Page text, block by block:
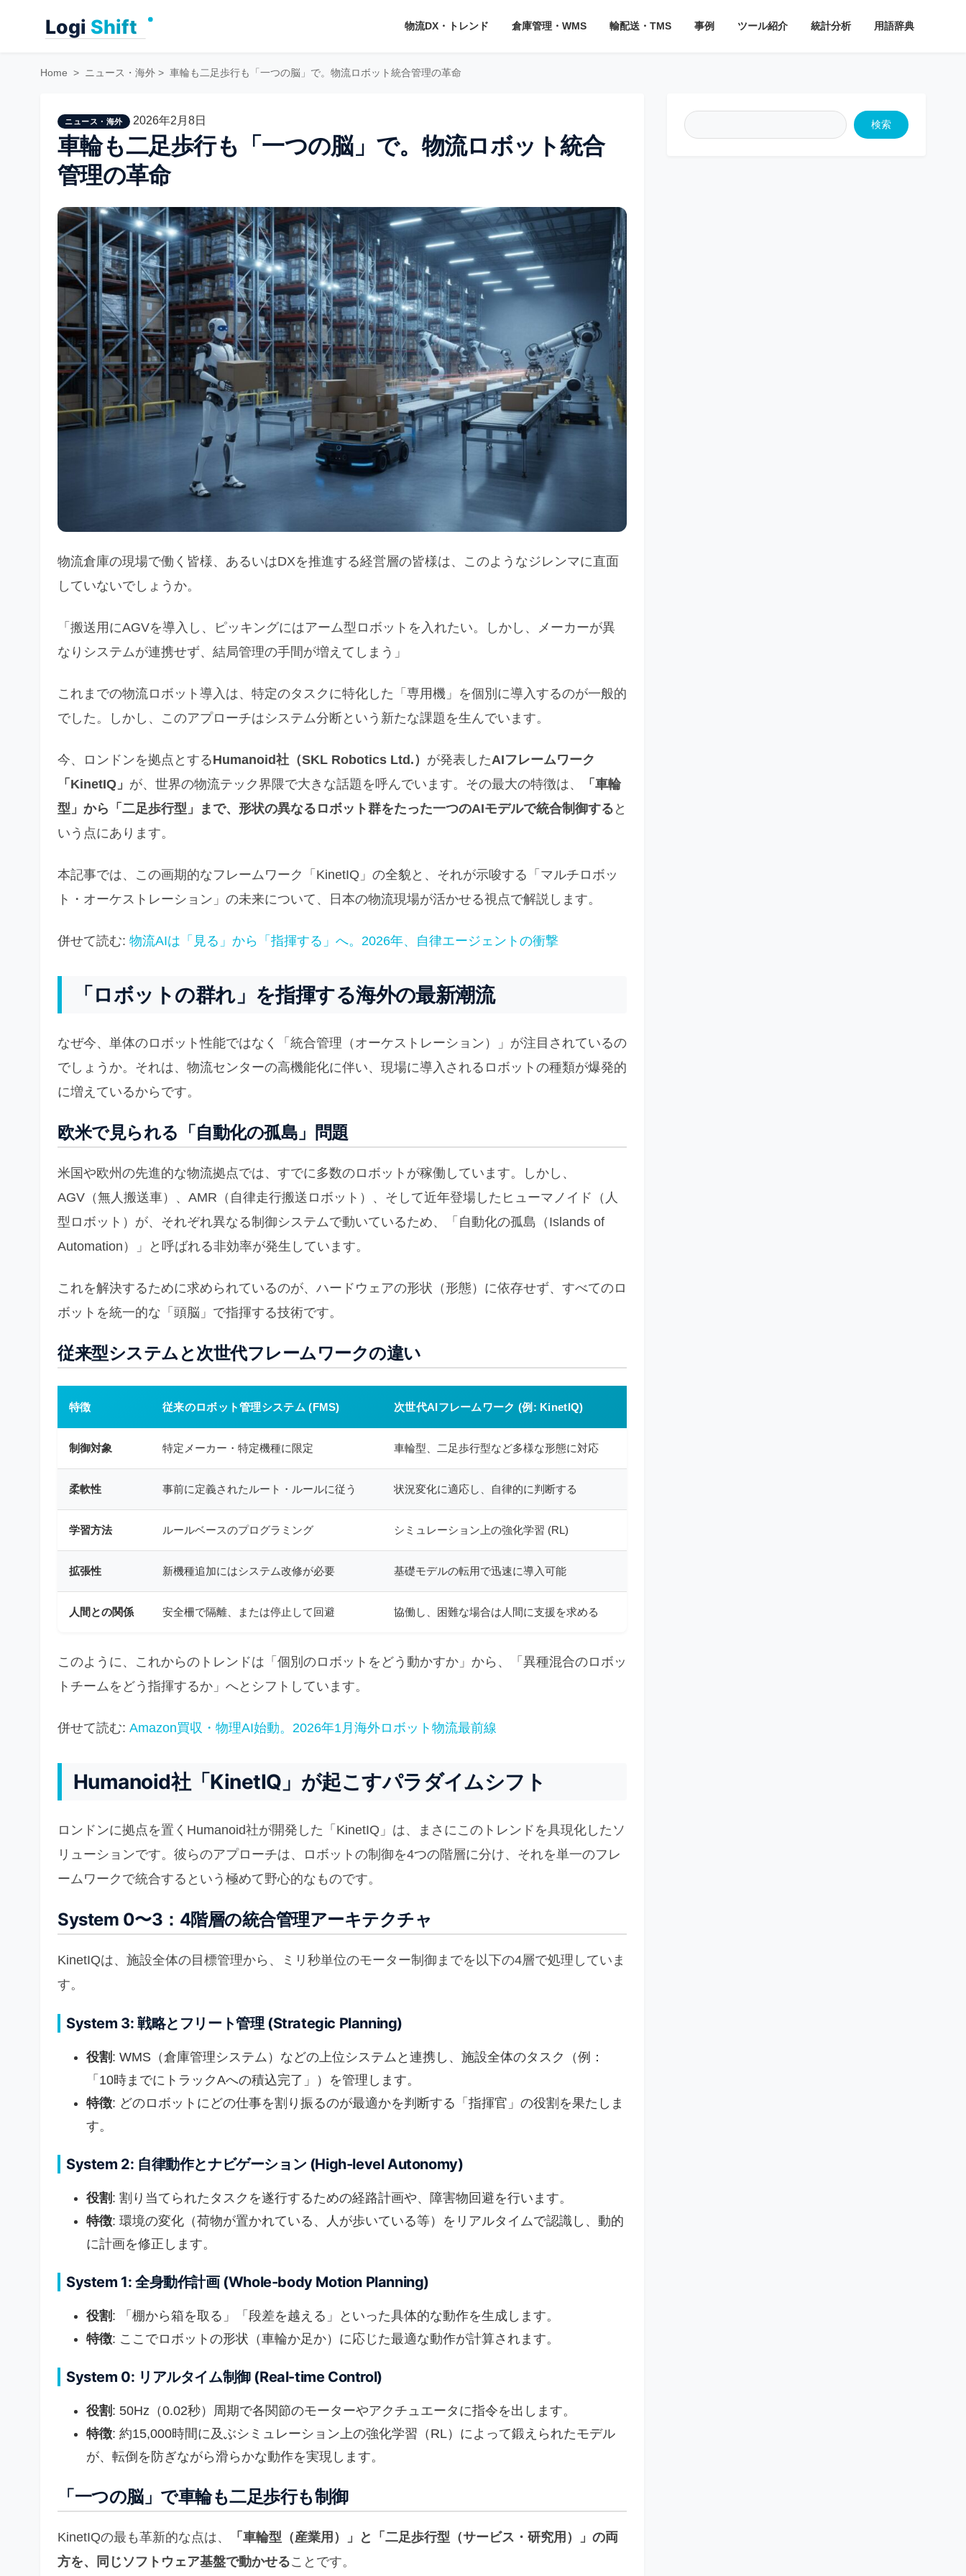
物流DX・トレンド 倉庫管理・WMS 輸配送・TMS 事例 ツール紹介 統計分析 用語辞典
Home > ニュース・海外 > 車輪も二足歩行も「一つの脳」で。物流ロボット統合管理の革命
ニュース・海外 2026年2月8日
車輪も二足歩行も「一つの脳」で。物流ロボット統合
管理の革命
物流倉庫の現場で働く皆様、あるいはDXを推進する経営層の皆様は、このようなジレンマに直面
していないでしょうか。
「搬送用にAGVを導入し、ピッキングにはアーム型ロボットを入れたい。しかし、メーカーが異
なりシステムが連携せず、結局管理の手間が増えてしまう」
これまでの物流ロボット導入は、特定のタスクに特化した「専用機」を個別に導入するのが一般的
でした。しかし、このアプローチはシステム分断という新たな課題を生んでいます。
今、ロンドンを拠点とするHumanoid社（SKL Robotics Ltd.） が発表したAIフレームワーク
「KinetIQ」 が、世界の物流テック界隈で大きな話題を呼んでいます。その最大の特徴は、
「車輪
型」から「二足歩行型」まで、形状の異なるロボット群をたった一つのAIモデルで統合制御する と
いう点にあります。
本記事では、この画期的なフレームワーク「KinetIQ」の全貌と、それが示唆する「マルチロボッ
ト・オーケストレーション」の未来について、日本の物流現場が活かせる視点で解説します。
併せて読む: 物流AIは「見る」から「指揮する」へ。2026年、自律エージェントの衝撃
「ロボットの群れ」を指揮する海外の最新潮流
なぜ今、単体のロボット性能ではなく「統合管理（オーケストレーション）」が注目されているの
でしょうか。それは、物流センターの高機能化に伴い、現場に導入されるロボットの種類が爆発的
に増えているからです。
欧米で見られる「自動化の孤島」問題
米国や欧州の先進的な物流拠点では、すでに多数のロボットが稼働しています。しかし、
AGV（無人搬送車）、AMR（自律走行搬送ロボット）、そして近年登場したヒューマノイド（人
型ロボット）が、それぞれ異なる制御システムで動いているため、「自動化の孤島（Islands of
Automation）」と呼ばれる非効率が発生しています。
これを解決するために求められているのが、ハードウェアの形状（形態）に依存せず、すべてのロ
ボットを統一的な「頭脳」で指揮する技術です。
従来型システムと次世代フレームワークの違い
特徴 従来のロボット管理システム (FMS) 次世代AIフレームワーク (例: KinetIQ)
制御対象 特定メーカー・特定機種に限定 車輪型、二足歩行型など多様な形態に対応
柔軟性 事前に定義されたルート・ルールに従う 状況変化に適応し、自律的に判断する
学習方法 ルールベースのプログラミング シミュレーション上の強化学習 (RL)
拡張性 新機種追加にはシステム改修が必要 基礎モデルの転用で迅速に導入可能
人間との関係 安全柵で隔離、または停止して回避 協働し、困難な場合は人間に支援を求める
このように、これからのトレンドは「個別のロボットをどう動かすか」から、「異種混合のロボッ
トチームをどう指揮するか」へとシフトしています。
併せて読む: Amazon買収・物理AI始動。2026年1月海外ロボット物流最前線
Humanoid社「KinetIQ」が起こすパラダイムシフト
ロンドンに拠点を置くHumanoid社が開発した「KinetIQ」は、まさにこのトレンドを具現化したソ
リューションです。彼らのアプローチは、ロボットの制御を4つの階層に分け、それを単一のフレ
ームワークで統合するという極めて野心的なものです。
System 0〜3：4階層の統合管理アーキテクチャ
KinetIQは、施設全体の目標管理から、ミリ秒単位のモーター制御までを以下の4層で処理していま
す。
System 3: 戦略とフリート管理 (Strategic Planning)
役割 : WMS（倉庫管理システム）などの上位システムと連携し、施設全体のタスク（例：
「10時までにトラックAへの積込完了」）を管理します。
特徴: どのロボットにどの仕事を割り振るのが最適かを判断する「指揮官」の役割を果たしま
す。
System 2: 自律動作とナビゲーション (High-level Autonomy)
役割 : 割り当てられたタスクを遂行するための経路計画や、障害物回避を行います。
特徴: 環境の変化（荷物が置かれている、人が歩いている等）をリアルタイムで認識し、動的
に計画を修正します。
System 1: 全身動作計画 (Whole-body Motion Planning)
役割 : 「棚から箱を取る」「段差を越える」といった具体的な動作を生成します。
特徴: ここでロボットの形状（車輪か足か）に応じた最適な動作が計算されます。
System 0: リアルタイム制御 (Real-time Control)
役割 : 50Hz（0.02秒）周期で各関節のモーターやアクチュエータに指令を出します。
特徴: 約15,000時間に及ぶシミュレーション上の強化学習（RL）によって鍛えられたモデル
が、転倒を防ぎながら滑らかな動作を実現します。
「一つの脳」で車輪も二足歩行も制御
KinetIQの最も革新的な点は、
「車輪型（産業用）」と「二足歩行型（サービス・研究用）」の両
方を、同じソフトウェア基盤で動かせることです。
検索